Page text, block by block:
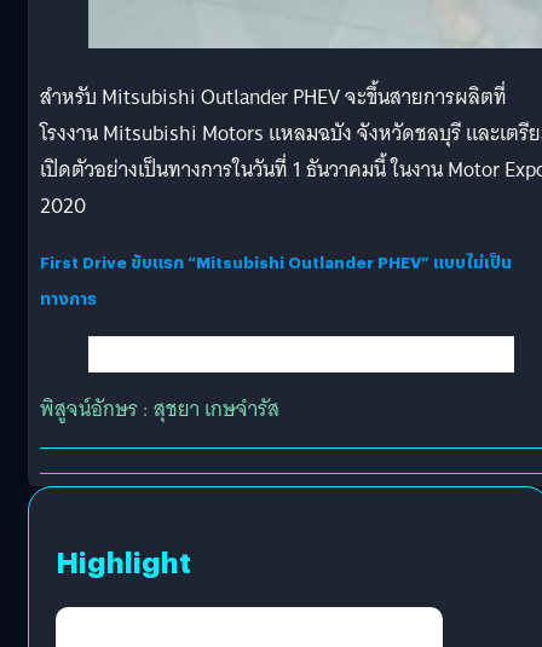
สำหรับ Mitsubishi Outlander PHEV จะขึ้นสายการผลิตที่
โรงงาน Mitsubishi Motors แหลมฉบัง จังหวัดชลบุรี และเตรี
เปิดตัวอย่างเป็นทางการในวันที่ 1 ธันวาคมนี้ ในงาน Motor
2020
First Drive ขับแรก “Mitsubishi Outlander PHEV” แบบไม่เป็น
ทางการ
พิสูจน์อักษร : สุชยา เกษจำรัส
Highlight